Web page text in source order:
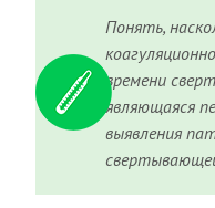
Понять,
времени
являющаяся
выявления